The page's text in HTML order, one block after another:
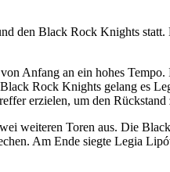
Black Rock Knights
Anfang an ein hohes
Rock Knights gelang es
erzielen, um den Rückstand
weiteren Toren aus. Die
Am Ende siegte Legia